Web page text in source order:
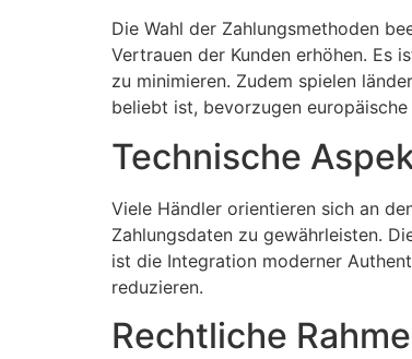
Die Wahl der Zahlungsmethoden
Vertrauen der Kunden erhöhen. Es
zu minimieren. Zudem spielen
beliebt ist, bevorzugen
Technische
Viele Händler orientieren sich an
Zahlungsdaten zu gewährleisten.
ist die Integration moderner
reduzieren.
Rechtliche